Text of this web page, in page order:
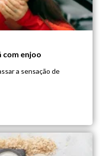
com enjoo
a sensação de